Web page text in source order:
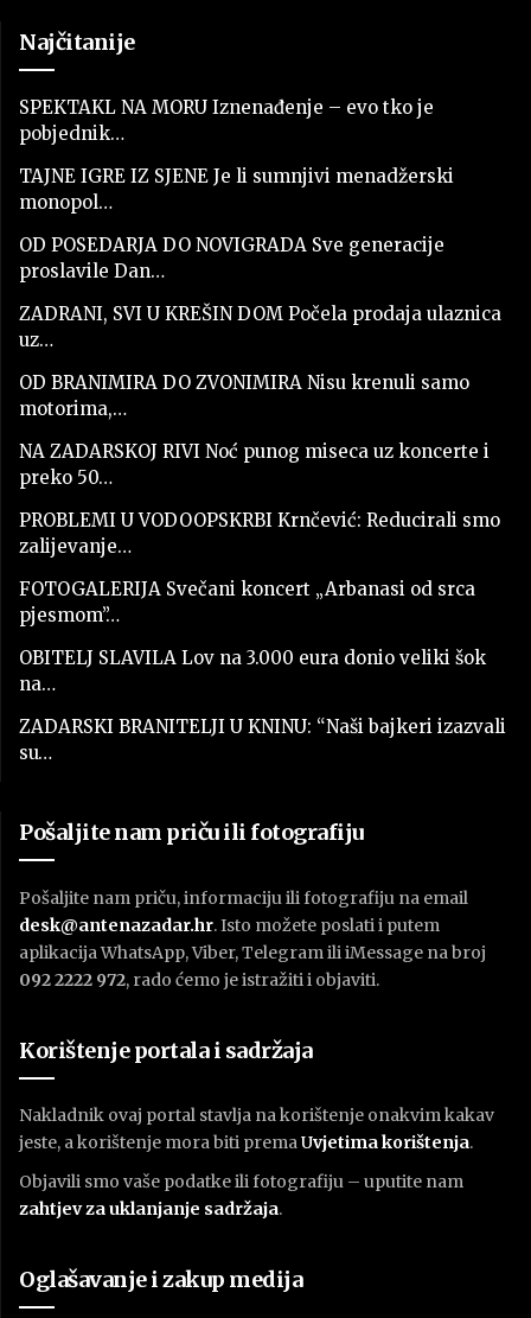
Najčitanije
SPEKTAKL NA MORU Iznenađenje – evo tko je
pobjednik…
TAJNE IGRE IZ SJENE Je li sumnjivi menadžerski
monopol…
OD POSEDARJA DO NOVIGRADA Sve generacije
proslavile Dan…
ZADRANI, SVI U KREŠIN DOM Počela prodaja ulaznica
uz…
OD BRANIMIRA DO ZVONIMIRA Nisu krenuli samo
motorima,…
NA ZADARSKOJ RIVI Noć punog miseca uz koncerte i
preko 50…
PROBLEMI U VODOOPSKRBI Krnčević: Reducirali smo
zalijevanje…
FOTOGALERIJA Svečani koncert „Arbanasi od srca
pjesmom”…
OBITELJ SLAVILA Lov na 3.000 eura donio veliki šok
na…
ZADARSKI BRANITELJI U KNINU: “Naši bajkeri izazvali
su…
Pošaljite nam priču ili fotografiju
Pošaljite nam priču, informaciju ili fotografiju na email
desk@antenazadar.hr. Isto možete poslati i putem
aplikacija WhatsApp, Viber, Telegram ili iMessage na broj
092 2222 972, rado ćemo je istražiti i objaviti.
Korištenje portala i sadržaja
Nakladnik ovaj portal stavlja na korištenje onakvim kakav
jeste, a korištenje mora biti premaUvjetima korištenja.
Objavili smo vaše podatke ili fotografiju – uputite nam
zahtjev za uklanjanje sadržaja.
Oglašavanje i zakup medija